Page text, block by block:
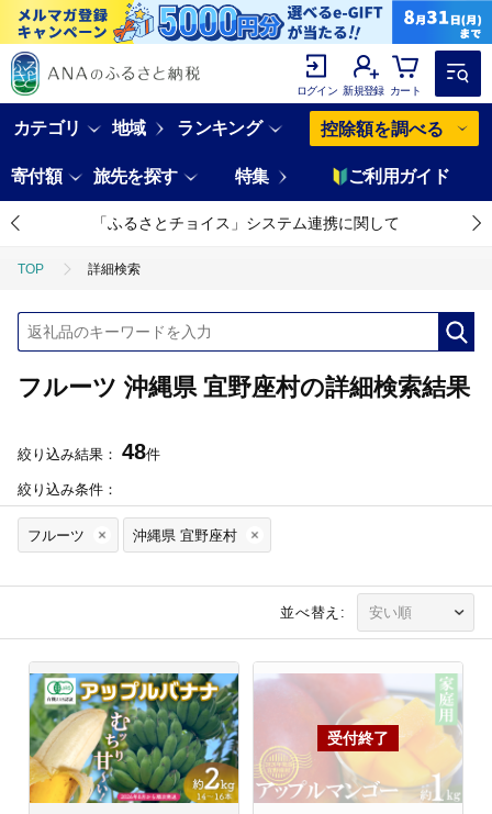
ログイン 新規登録 カート
カテゴリ 地域 ランキング 控除額を調べる
寄付額 旅先を探す 特集 ご利用ガイド
「ふるさとチョイス」システム連携に関して
TOP 詳細検索
フルーツ 沖縄県 宜野座村の詳細検索結果
絞り込み結果： 48件
絞り込み条件：
フルーツ 沖縄県 宜野座村
並べ替え: